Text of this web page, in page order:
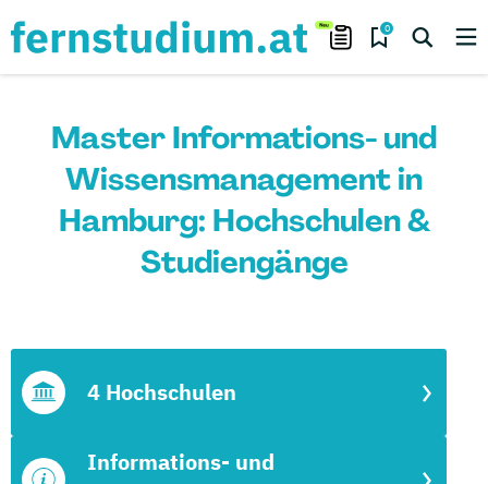
0
Master Informations- und
Wissensmanagement in
Hamburg: Hochschulen &
Studiengänge
Informations- und
4 Hochschulen